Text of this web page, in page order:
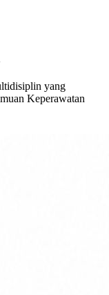
yang
Keperawatan